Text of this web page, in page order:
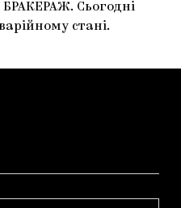
Сьогодні
стані.